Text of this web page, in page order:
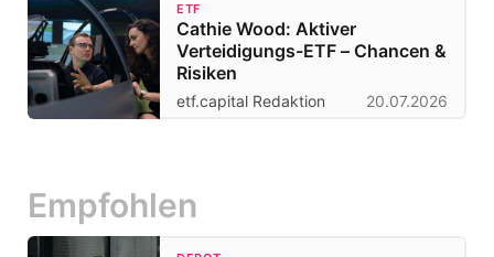
ETF
Cathie Wood: Aktiver
Verteidigungs-ETF – Chancen &
Risiken
etf.capital Redaktion 20.07.2026
Empfohlen